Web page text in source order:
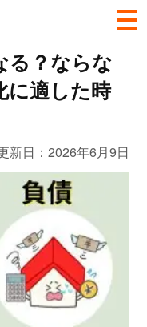
る？ならな
に適した時
新日：2026年6月9日